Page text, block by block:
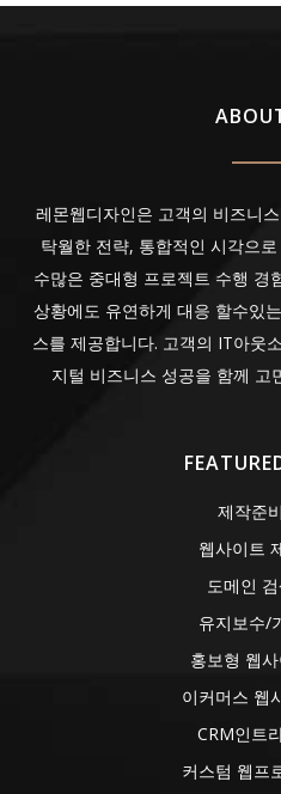
레몬웹디자인은 고객의 비즈니
탁월한 전략, 통합적인 시각으
수많은 중대형 프로젝트 수행 경
상황에도 유연하게 대응 할수있
스를 제공합니다. 고객의 IT아웃
지털 비즈니스 성공을 함께 고
제작준
웹사이트
도메인
유지보수/
홍보형 웹
이커머스 웹
CRM인트
커스텀 웹프